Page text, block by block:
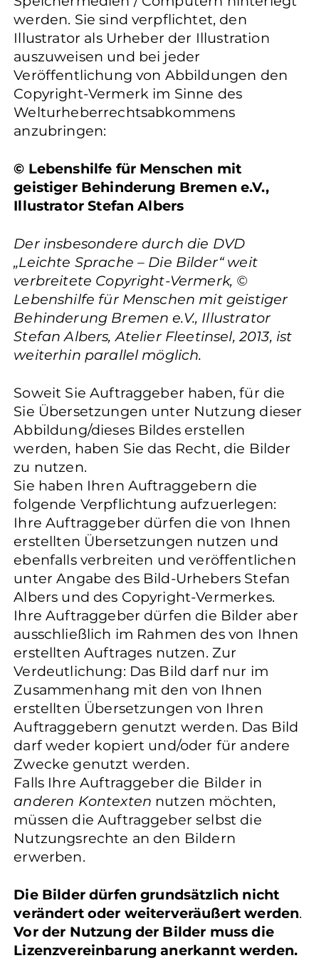
werden. Sie sind verpflichtet, den
Illustrator als Urheber der Illustration
auszuweisen und bei jeder
Veröffentlichung von Abbildungen den
Copyright-Vermerk im Sinne des
Welturheberrechtsabkommens
anzubringen:
© Lebenshilfe für Menschen mit
geistiger Behinderung Bremen e.V.,
Illustrator Stefan Albers
Der insbesondere durch die DVD
„Leichte Sprache – Die Bilder“ weit
verbreitete Copyright-Vermerk, ©
Lebenshilfe für Menschen mit geistiger
Behinderung Bremen e.V., Illustrator
Stefan Albers, Atelier Fleetinsel, 2013, ist
weiterhin parallel möglich.
Soweit Sie Auftraggeber haben, für die
Sie Übersetzungen unter Nutzung dieser
Abbildung/dieses Bildes erstellen
werden, haben Sie das Recht, die Bilder
zu nutzen.
Sie haben Ihren Auftraggebern die
folgende Verpflichtung aufzuerlegen:
Ihre Auftraggeber dürfen die von Ihnen
erstellten Übersetzungen nutzen und
ebenfalls verbreiten und veröffentlichen
unter Angabe des Bild-Urhebers Stefan
Albers und des Copyright-Vermerkes.
Ihre Auftraggeber dürfen die Bilder aber
ausschließlich im Rahmen des von Ihnen
erstellten Auftrages nutzen. Zur
Verdeutlichung: Das Bild darf nur im
Zusammenhang mit den von Ihnen
erstellten Übersetzungen von Ihren
Auftraggebern genutzt werden. Das Bild
darf weder kopiert und/oder für andere
Zwecke genutzt werden.
Falls Ihre Auftraggeber die Bilder in
anderen Kontexten nutzen möchten,
müssen die Auftraggeber selbst die
Nutzungsrechte an den Bildern
erwerben.
Die Bilder dürfen grundsätzlich nicht
verändert oder weiterveräußert werden.
Vor der Nutzung der Bilder muss die
Lizenzvereinbarung anerkannt werden.